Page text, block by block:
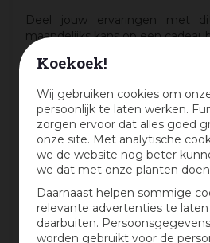
Koekoek!
Wij gebruiken cookies om
persoonlijk te laten werken.
zorgen ervoor dat alles goed
onze site. Met analytische
we de website nog beter
we dat met onze planten
Daarnaast helpen sommige
relevante advertenties te laten
daarbuiten.
worden gebruikt voor de
Deel jouw ervaringen met
maandelijks kans op een
Beoordeling:*
Mijn ervaring in één zin:*
Jouw mening over dit product: